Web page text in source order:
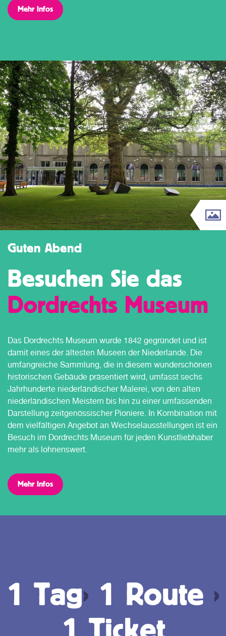
Mehr Infos
Guten Abend
Besuchen Sie das
Dordrechts Museum
Das Dordrechts Museum wurde 1842 gegründet und ist
damit eines der ältesten Museen der Niederlande. Die
umfangreiche Sammlung, die in diesem wunderschönen
historischen Gebäude präsentiert wird, umfasst sechs
Jahrhunderte niederländischer Malerei, von den alten
niederländischen Meistern bis hin zu einer umfassenden
Darstellung zeitgenössischer Pioniere. In Kombination mit
dem vielfältigen Angebot an Wechselausstellungen ist ein
Besuch im Dordrechts Museum für jeden Kunstliebhaber
mehr als lohnenswert.
Mehr Infos
1 Tag› 1 Route ›
1 Ticket